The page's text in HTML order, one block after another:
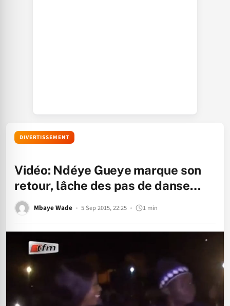
DIVERTISSEMENT
Vidéo: Ndéye Gueye marque son
retour, lâche des pas de danse…
Mbaye Wade 5 Sep 2015, 22:25 1 min